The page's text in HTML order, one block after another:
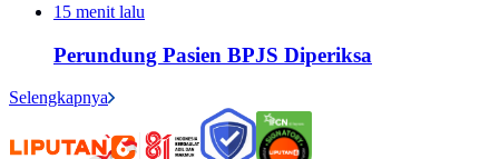
15 menit lalu
Perundung Pasien BPJS Diperiksa
Selengkapnya